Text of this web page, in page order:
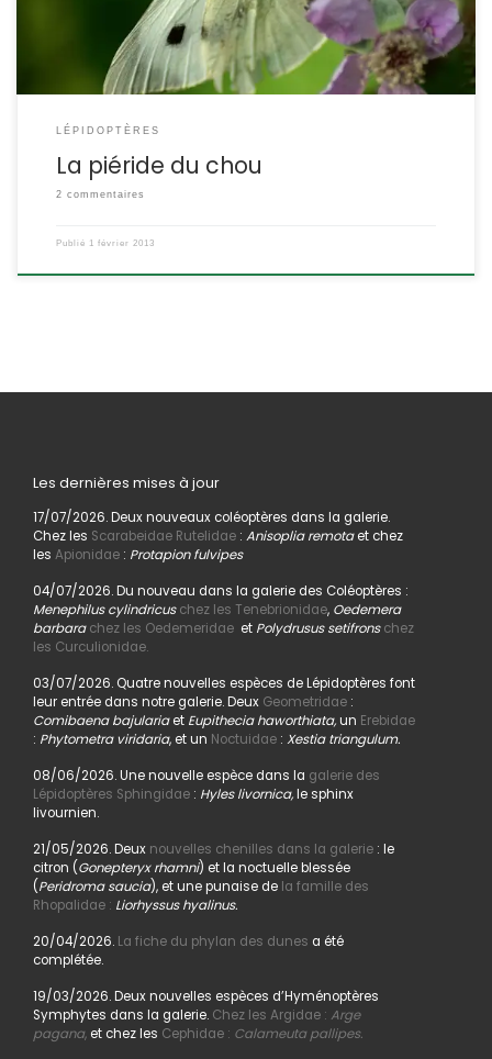
LÉPIDOPTÈRES
La piéride du chou
2 commentaires
Publié 1 février 2013
Les dernières mises à jour
17/07/2026. Deux nouveaux coléoptères dans la galerie.
Chez les Scarabeidae Rutelidae: Anisoplia remotaet chez
les Apionidae: Protapion fulvipes
04/07/2026. Du nouveau dans la galerie des Coléoptères :
Menephilus cylindricus chez les Tenebrionidae,Oedemera
barbara chez les Oedemeridaeet Polydrusus setifrons chez
les Curculionidae.
03/07/2026. Quatre nouvelles espèces de Lépidoptères font
leur entrée dans notre galerie. Deux Geometridae:
Comibaena bajulariaet Eupithecia haworthiata,un Erebidae
: Phytometra viridaria, et un Noctuidae: Xestia triangulum.
08/06/2026. Une nouvelle espèce dans la galerie des
Lépidoptères Sphingidae: Hyles livornica,le sphinx
livournien.
21/05/2026. Deux nouvelles chenilles dans la galerie : le
citron (Gonepteryx rhamni) et la noctuelle blessée
(Peridroma saucia), et une punaise dela famille des
Rhopalidae : Liorhyssus hyalinus.
20/04/2026. La fiche du phylan des dunes a été
complétée.
19/03/2026. Deux nouvelles espèces d’Hyménoptères
Symphytes dans la galerie. Chez les Argidae : Arge
pagana,et chez les Cephidae : Calameuta pallipes.